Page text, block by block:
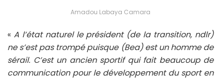
Amadou Labaya Camara
« A l’état naturel le président (de la transition, ndlr)
ne s’est pas trompé puisque (Bea) est un homme de
sérail. C’est un ancien sportif qui fait beaucoup de
communication pour le développement du sport en